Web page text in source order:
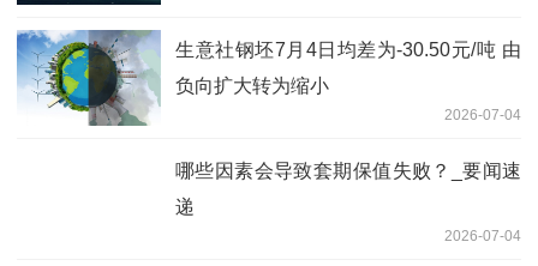
生意社钢坯7月4日均差为-30.50元/吨 由
负向扩大转为缩小
2026-07-04
哪些因素会导致套期保值失败？_要闻速
递
2026-07-04